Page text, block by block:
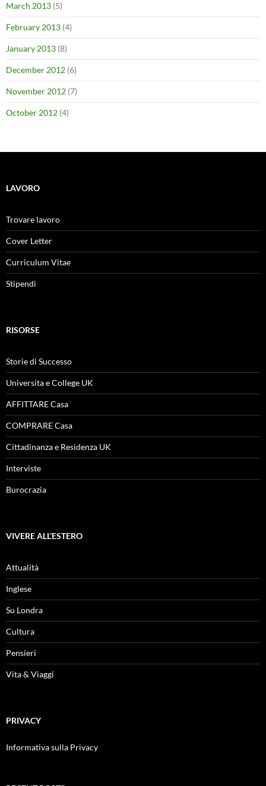
March 2013 (5)
February 2013 (4)
January 2013 (8)
December 2012 (6)
November 2012 (7)
October 2012 (4)
LAVORO
Trovare lavoro
Cover Letter
Curriculum Vitae
Stipendi
RISORSE
Storie di Successo
Universita e College UK
AFFITTARE Casa
COMPRARE Casa
Cittadinanza e Residenza UK
Interviste
Burocrazia
VIVERE ALL’ESTERO
Attualità
Inglese
Su Londra
Cultura
Pensieri
Vita & Viaggi
PRIVACY
Informativa sulla Privacy